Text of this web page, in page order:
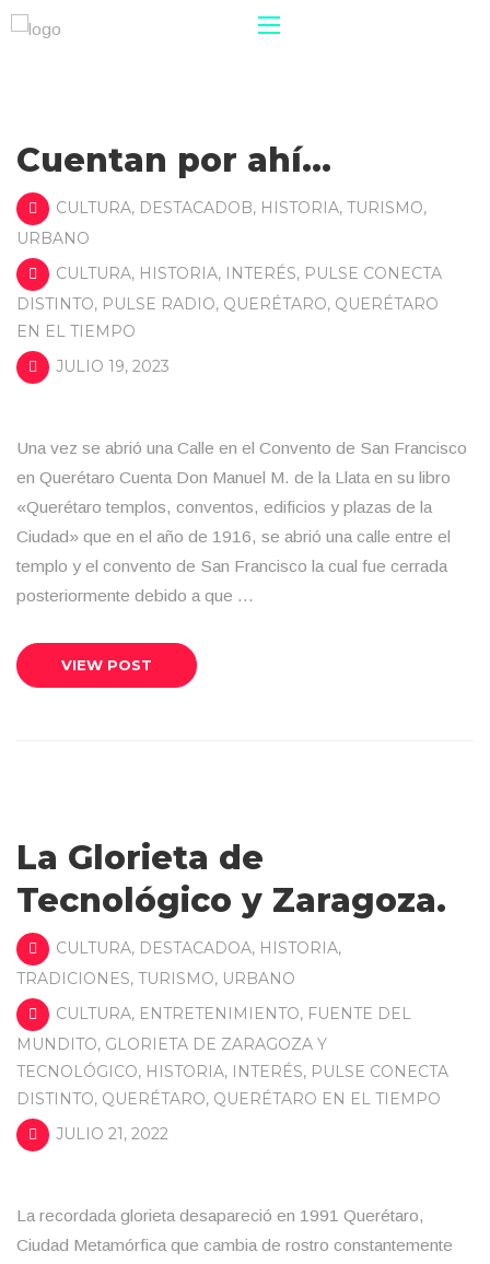
Cuentan por ahí…
CULTURA, DESTACADOB, HISTORIA, TURISMO,
URBANO
CULTURA, HISTORIA, INTERÉS, PULSE CONECTA
DISTINTO, PULSE RADIO, QUERÉTARO, QUERÉTARO
EN EL TIEMPO
JULIO 19, 2023
Una vez se abrió una Calle en el Convento de San Francisco
en Querétaro Cuenta Don Manuel M. de la Llata en su libro
«Querétaro templos, conventos, edificios y plazas de la
Ciudad» que en el año de 1916, se abrió una calle entre el
templo y el convento de San Francisco la cual fue cerrada
posteriormente debido a que …
VIEW POST
La Glorieta de
Tecnológico y Zaragoza.
CULTURA, DESTACADOA, HISTORIA,
TRADICIONES, TURISMO, URBANO
CULTURA, ENTRETENIMIENTO, FUENTE DEL
MUNDITO, GLORIETA DE ZARAGOZA Y
TECNOLÓGICO, HISTORIA, INTERÉS, PULSE CONECTA
DISTINTO, QUERÉTARO, QUERÉTARO EN EL TIEMPO
JULIO 21, 2022
La recordada glorieta desapareció en 1991 Querétaro,
Ciudad Metamórfica que cambia de rostro constantemente